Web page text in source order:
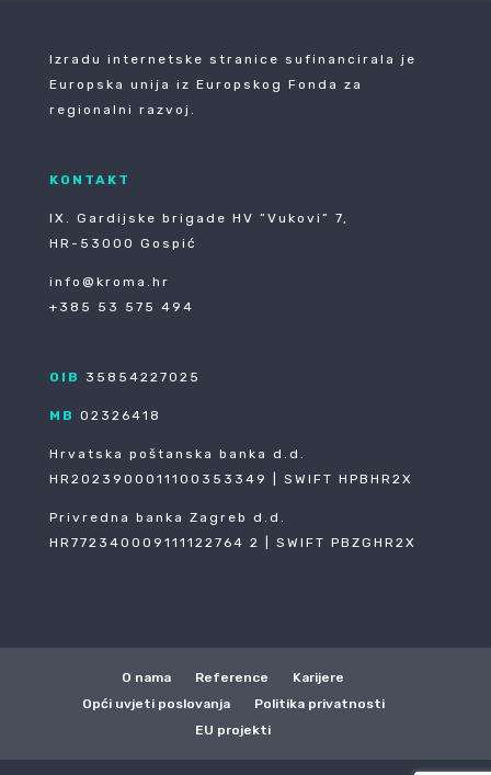
Izradu internetske stranice sufinancirala je
Europska unija iz Europskog Fonda za
regionalni razvoj.
KONTAKT
IX. Gardijske brigade HV ”Vukovi” 7,
HR-53000 Gospić
info@kroma.hr
+385 53 575 494
OIB 35854227025
MB 02326418
Hrvatska poštanska banka d.d.
HR2023900011100353349 | SWIFT HPBHR2X
Privredna banka Zagreb d.d.
HR772340009111122764 2 | SWIFT PBZGHR2X
O nama Reference
Karijere
Opći uvjeti poslovanja
Politika privatnosti
EU projekti